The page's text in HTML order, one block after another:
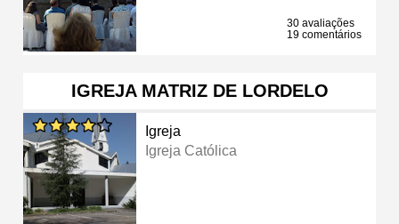
30 avaliações
19 comentários
IGREJA MATRIZ DE LORDELO
Igreja
Igreja Católica